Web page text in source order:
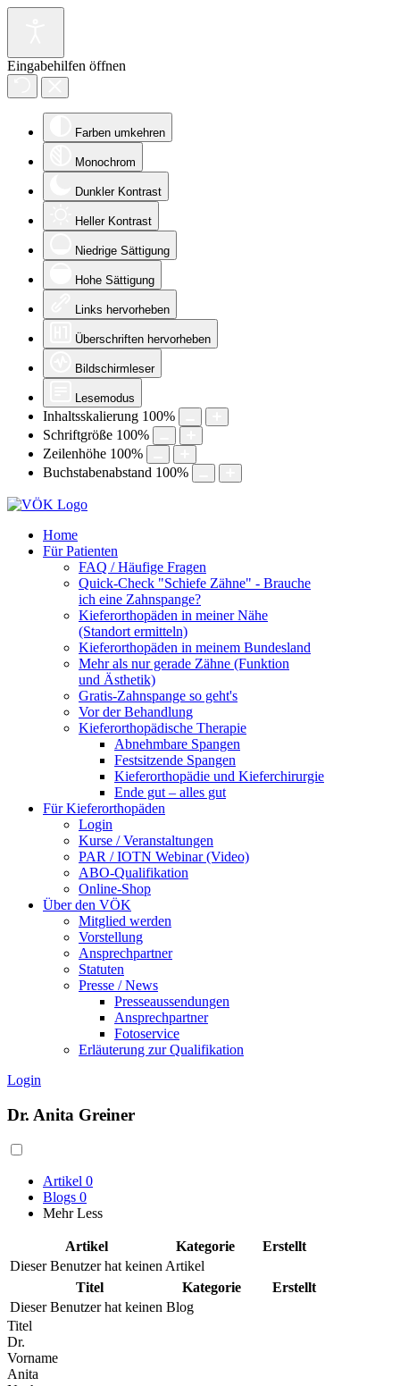
Eingabehilfen öffnen
Farben umkehren
Monochrom
Dunkler Kontrast
Heller Kontrast
Niedrige Sättigung
Hohe Sättigung
Links hervorheben
Überschriften hervorheben
Bildschirmleser
Lesemodus
Inhaltsskalierung 100%
Schriftgröße 100%
Zeilenhöhe 100%
Buchstabenabstand 100%
Home
Für Patienten
FAQ / Häufige Fragen
Quick-Check "Schiefe Zähne" - Brauche
ich eine Zahnspange?
Kieferorthopäden in meiner Nähe
(Standort ermitteln)
Kieferorthopäden in meinem Bundesland
Mehr als nur gerade Zähne (Funktion
und Ästhetik)
Gratis-Zahnspange so geht's
Vor der Behandlung
Kieferorthopädische Therapie
Abnehmbare Spangen
Festsitzende Spangen
Kieferorthopädie und Kieferchirurgie
Ende gut – alles gut
Für Kieferorthopäden
Login
Kurse / Veranstaltungen
PAR / IOTN Webinar (Video)
ABO-Qualifikation
Online-Shop
Über den VÖK
Mitglied werden
Vorstellung
Ansprechpartner
Statuten
Presse / News
Presseaussendungen
Ansprechpartner
Fotoservice
Erläuterung zur Qualifikation
Login
Dr. Anita Greiner
Artikel 0
Blogs 0
Mehr Less
Artikel Kategorie
Erstellt
Dieser Benutzer hat keinen Artikel
Titel
Kategorie
Erstellt
Dieser Benutzer hat keinen Blog
Titel
Dr.
Vorname
Anita